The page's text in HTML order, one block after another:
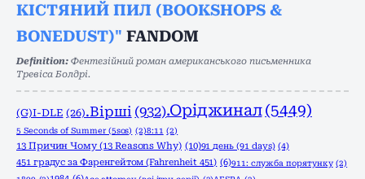
КІСТЯНИЙ ПИЛ (BOOKSHOPS &
BONEDUST)" FANDOM
Definition: Фентезійний роман американського письменника
Тревіса Болдрі.
(G)I-DLE (26).Вірші (932).Оріджинал (5449)
5 Seconds of Summer (5sos) (2)8:11 (2)
13 Причин Чому (13 Reasons Why) (10)91 день (91 days) (4)
451 градус за Фаренгейтом (Fahrenheit 451) (6)911: служба порятунку (2)